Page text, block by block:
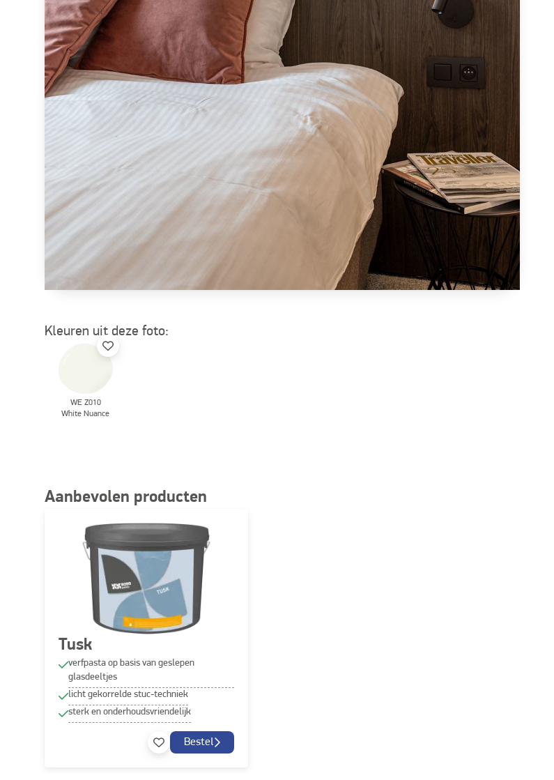
Kleuren uit deze foto:
WE Z010
White Nuance
Aanbevolen producten
Tusk
verfpasta op basis van geslepen
glasdeeltjes
licht gekorrelde stuc-techniek
sterk en onderhoudsvriendelijk
Bestel